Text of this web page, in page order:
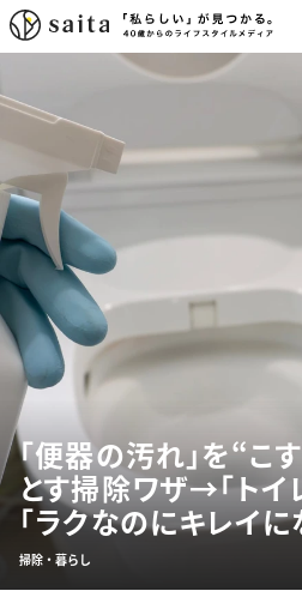
「便器の汚れ」を“こ
とす掃除ワザ→「トイ
「ラクなのにキレイに
掃除・暮らし